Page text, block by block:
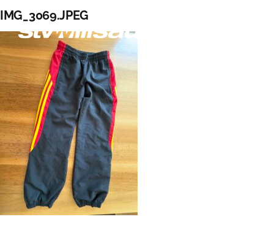
Inhalt
springen
IMG_3069.JPEG